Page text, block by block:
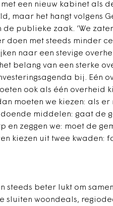
een nieuw kabinet als
maar het hangt volgens
publieke zaak. ‘We
met steeds minder
naar een stevige
belang van een sterke
bij. Eén
ook als één overheid
moeten we kiezen: als er
middelen: gaat de
zeggen we: moet de
kiezen uit twee kwaden:
steeds beter lukt om
sluiten woondeals,